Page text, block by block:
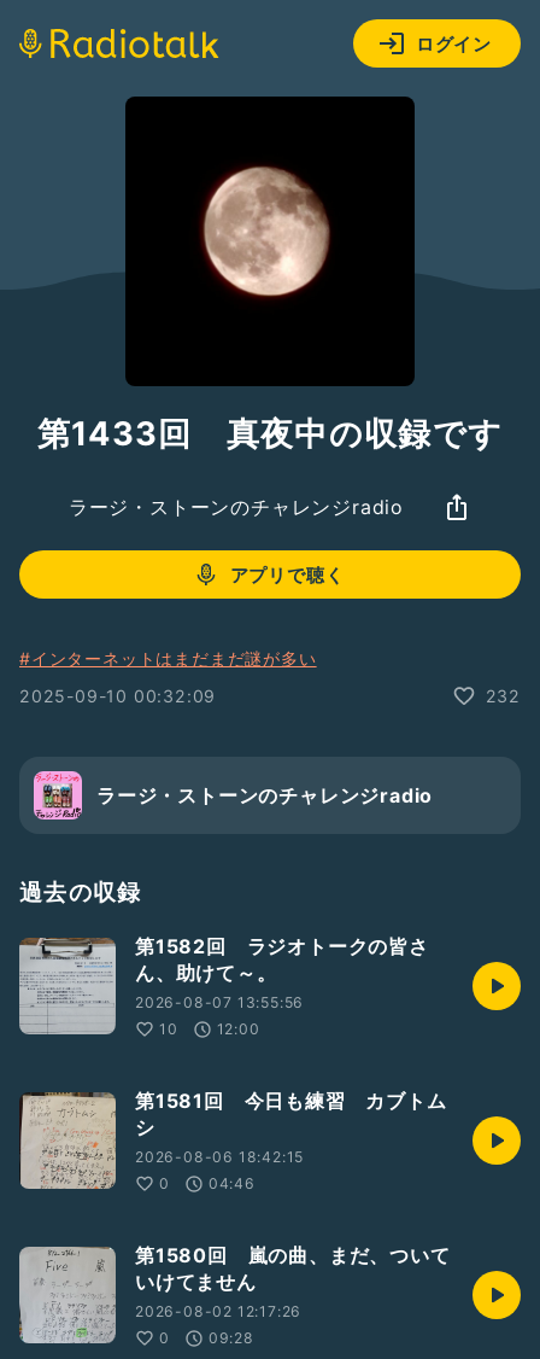
ログイン
第1433回 真夜中の収録です
ラージ・ストーンのチャレンジradio
アプリで聴く
#インターネットはまだまだ謎が多い
2025-09-10 00:32:09
232
ラージ・ストーンのチャレンジradio
過去の収録
第1582回 ラジオトークの皆さ
ん、助けて～。
2026-08-07 13:55:56
10
12:00
第1581回 今日も練習 カブトム
シ
2026-08-06 18:42:15
0
04:46
第1580回 嵐の曲、まだ、ついて
いけてません
2026-08-02 12:17:26
0
09:28